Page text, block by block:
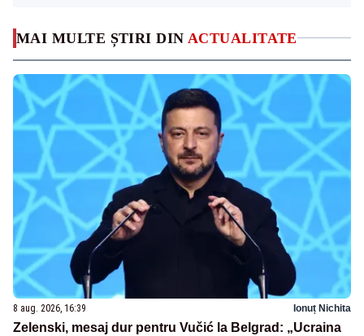
MAI MULTE ȘTIRI DIN ACTUALITATE
8 aug. 2026, 16:39 Ionuț Nichita
Zelenski, mesaj dur pentru Vučić la Belgrad: „Ucraina